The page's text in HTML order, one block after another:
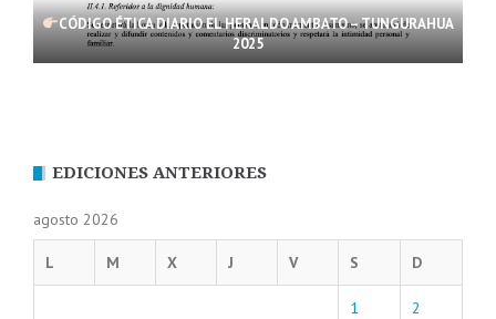
CÓDIGO ÉTICA DIARIO EL HERALDO AMBATO – TUNGURAHUA
2025
EDICIONES ANTERIORES
agosto 2026
L M X J V S D
1 2